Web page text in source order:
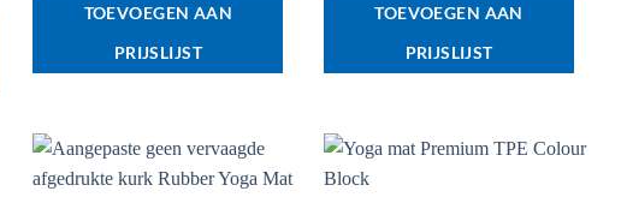
TOEVOEGEN AAN
PRIJSLIJST
TOEVOEGEN AAN
PRIJSLIJST